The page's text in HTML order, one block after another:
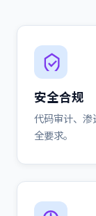
安全合规
代码审计、渗
全要求。